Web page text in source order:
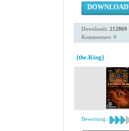
DOWNLOAD
Downloads: 212869
Kommentare: 0
{the.King}
Bewertung: